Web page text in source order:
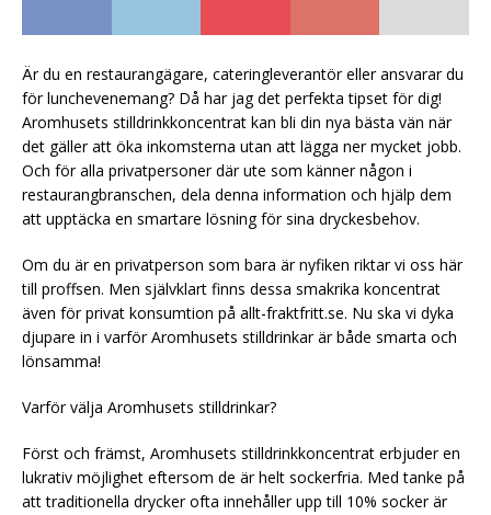
Är du en restaurangägare, cateringleverantör eller ansvarar du
för lunchevenemang? Då har jag det perfekta tipset för dig!
Aromhusets stilldrinkkoncentrat kan bli din nya bästa vän när
det gäller att öka inkomsterna utan att lägga ner mycket jobb.
Och för alla privatpersoner där ute som känner någon i
restaurangbranschen, dela denna information och hjälp dem
att upptäcka en smartare lösning för sina dryckesbehov.
Om du är en privatperson som bara är nyfiken riktar vi oss här
till proffsen. Men självklart finns dessa smakrika koncentrat
även för privat konsumtion på allt-fraktfritt.se. Nu ska vi dyka
djupare in i varför Aromhusets stilldrinkar är både smarta och
lönsamma!
Varför välja Aromhusets stilldrinkar?
Först och främst, Aromhusets stilldrinkkoncentrat erbjuder en
lukrativ möjlighet eftersom de är helt sockerfria. Med tanke på
att traditionella drycker ofta innehåller upp till 10% socker är